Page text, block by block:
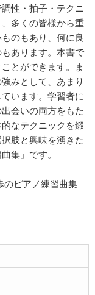
性・拍子・テクニ
多くの皆様から重
のもあり、何に良
あります。本書で
とができます。ま
みとして、あまり
います。学習者に
会いの両方をもた
なテクニックを鍛
肢と興味を湧きた
集」です。
のピアノ練習曲集